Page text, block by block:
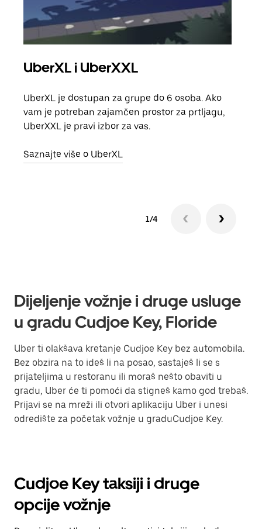
UberXL i UberXXL
UberXL je dostupan za grupe do 6 osoba. Ako
vam je potreban zajamčen prostor za prtljagu,
UberXXL je pravi izbor za vas.
Saznajte više o UberXL
1/4
Dijeljenje vožnje i druge usluge
u gradu Cudjoe Key, Floride
Uber ti olakšava kretanje Cudjoe Key bez automobila.
Bez obzira na to ideš li na posao, sastaješ li se s
prijateljima u restoranu ili moraš nešto obaviti u
gradu, Uber će ti pomoći da stigneš kamo god trebaš.
Prijavi se na mreži ili otvori aplikaciju Uber i unesi
odredište za početak vožnje u graduCudjoe Key.
Cudjoe Key taksiji i druge
opcije vožnje